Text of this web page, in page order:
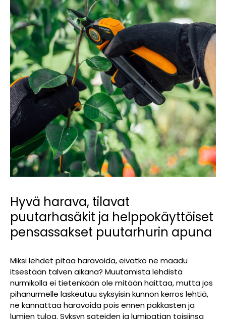
Hyvä harava, tilavat
puutarhasäkit ja helppokäyttöiset
pensassakset puutarhurin apuna
Miksi lehdet pitää haravoida, eivätkö ne maadu
itsestään talven aikana? Muutamista lehdistä
nurmikolla ei tietenkään ole mitään haittaa, mutta jos
pihanurmelle laskeutuu syksyisin kunnon kerros lehtiä,
ne kannattaa haravoida pois ennen pakkasten ja
lumien tuloa. Syksyn sateiden ja lumipatjan toisiinsa